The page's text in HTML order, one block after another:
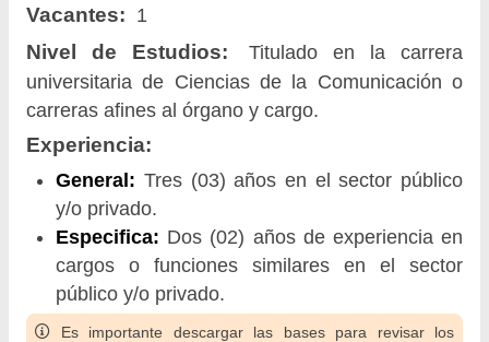
Vacantes: 1
Nivel de Estudios:
Titulado en la carrera
universitaria de Ciencias de la Comunicación o
carreras afines al órgano y cargo.
Experiencia:
General: Tres (03) años en el sector público
y/o privado.
Especifica: Dos (02) años de experiencia en
cargos o funciones similares en el sector
público y/o privado.
Es importante descargar las bases para revisar los